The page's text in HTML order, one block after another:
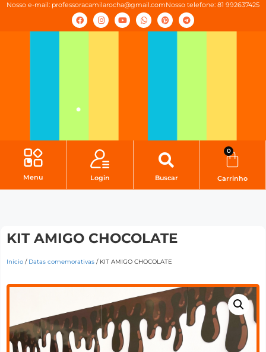
Nosso e-mail: professoracamilarocha@gmail.comNosso telefone: 81 992637425
Menu Login Buscar
0
Carrinho
KIT AMIGO CHOCOLATE
Início / Datas comemorativas / KIT AMIGO CHOCOLATE